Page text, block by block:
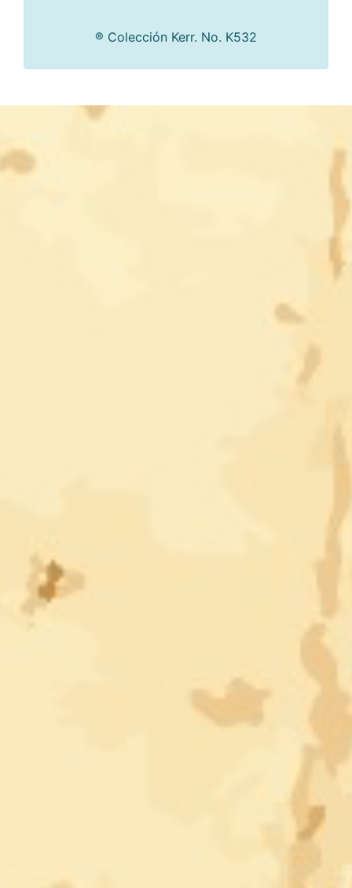
® Colección Kerr. No. K532